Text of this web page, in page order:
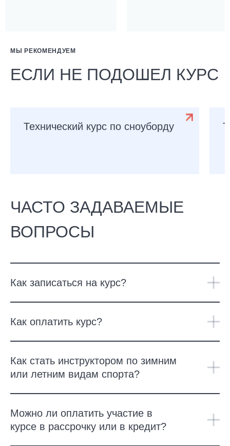
МЫ РЕКОМЕНДУЕМ
ЕСЛИ НЕ ПОДОШЕЛ КУРС
Технический курс по сноуборду
ЧАСТО ЗАДАВАЕМЫЕ
ВОПРОСЫ
Как записаться на курс?
Как оплатить курс?
Как стать инструктором по зимним
или летним видам спорта?
Можно ли оплатить участие в
курсе в рассрочку или в кредит?